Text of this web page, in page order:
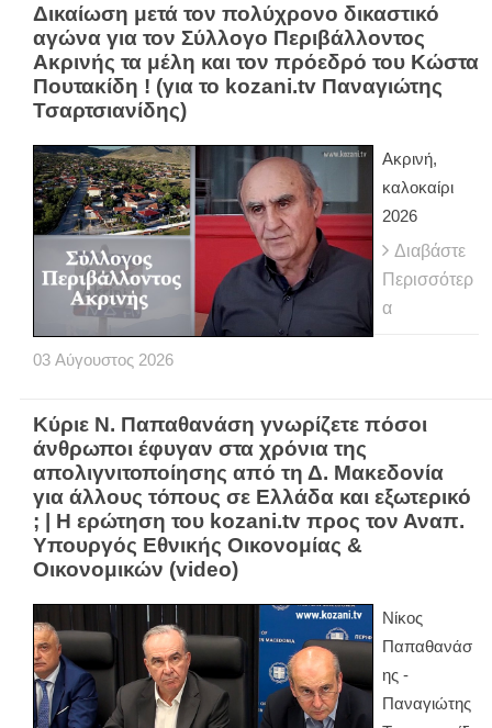
Δικαίωση μετά τον πολύχρονο δικαστικό
αγώνα για τον Σύλλογο Περιβάλλοντος
Ακρινής τα μέλη και τον πρόεδρό του Κώστα
Πουτακίδη ! (για το kozani.tv Παναγιώτης
Τσαρτσιανίδης)
Ακρινή,
καλοκαίρι
2026
Διαβάστε
Περισσότερ
α
03 Αύγουστος 2026
Κύριε Ν. Παπαθανάση γνωρίζετε πόσοι
άνθρωποι έφυγαν στα χρόνια της
απολιγνιτοποίησης από τη Δ. Μακεδονία
για άλλους τόπους σε Ελλάδα και εξωτερικό
; | Η ερώτηση του kozani.tv προς τον Αναπ.
Υπουργός Εθνικής Οικονομίας &
Οικονομικών (video)
Νίκος
Παπαθανάσ
ης -
Παναγιώτης